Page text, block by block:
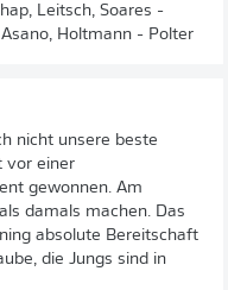
Leitsch, Soares -
Holtmann - Polter
nicht unsere beste
vor einer
gewonnen. Am
damals machen. Das
absolute Bereitschaft
die Jungs sind in